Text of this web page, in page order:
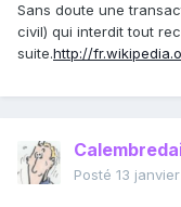
Sans doute une
civil) qui interdit tout
suite.http://
Posté 13